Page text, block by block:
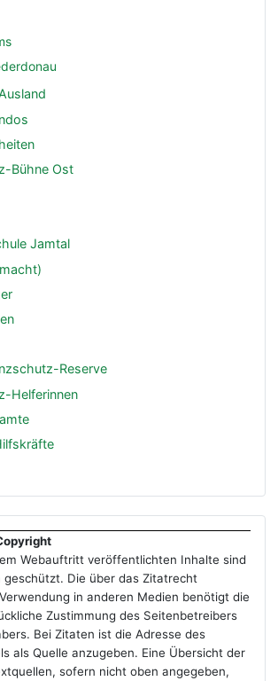
Bühne Ost
Jamtal
Reserve
Helferinnen
Webauftritt veröffentlichten Inhalte sind
geschützt. Die über das Zitatrecht
in anderen Medien benötigt die
Zustimmung des Seitenbetreibers
Bei Zitaten ist die Adresse des
als Quelle anzugeben. Eine Übersicht der
sofern nicht oben angegeben,